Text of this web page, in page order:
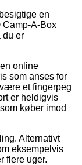
en
A-Box
du er
online
som anses for
et fingerpeg
er heldigvis
køber imod
Alternativt
eksempelvis
flere uger.